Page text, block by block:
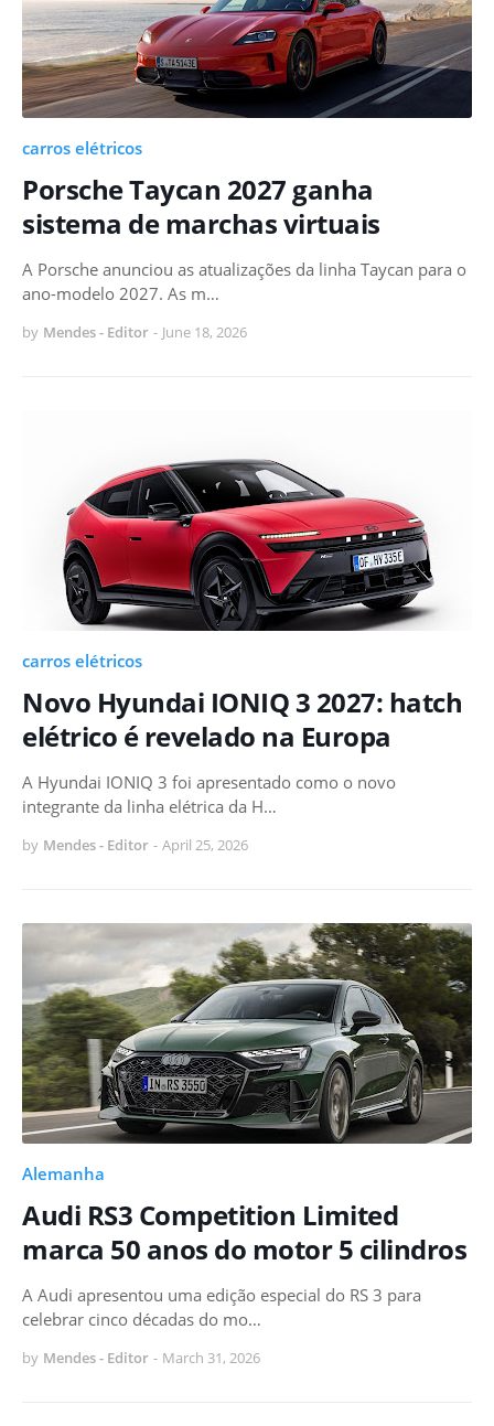
carros elétricos
Porsche Taycan 2027 ganha
sistema de marchas virtuais
A Porsche anunciou as atualizações da linha Taycan para o
ano-modelo 2027. As m…
by Mendes - Editor - June 18, 2026
carros elétricos
Novo Hyundai IONIQ 3 2027: hatch
elétrico é revelado na Europa
A Hyundai IONIQ 3 foi apresentado como o novo
integrante da linha elétrica da H…
by Mendes - Editor - April 25, 2026
Alemanha
Audi RS3 Competition Limited
marca 50 anos do motor 5 cilindros
A Audi apresentou uma edição especial do RS 3 para
celebrar cinco décadas do mo…
by Mendes - Editor - March 31, 2026